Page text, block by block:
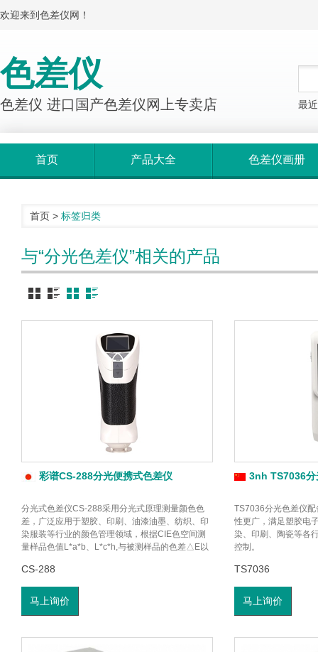
欢迎来到色差仪网！
色差仪
色差仪 进口国产色差仪网上专卖店 最
首页 产品大全 色差仪画册
首页 > 标签归类
与“分光色差仪”相关的产品
彩谱CS-288分光便携式色差仪
分光式色差仪CS-288采用分光式原理测量颜色色
差，广泛应用于塑胶、印刷、油漆油墨、纺织、印
染服装等行业的颜色管理领域，根据CIE色空间测
量样品色值L*a*b、L*c*h,与被测样品的色差△E以
CS-288
马上询价
3nh TS7036分
TS7036分光色差仪
性更广，满足塑胶电
染、印刷、陶瓷等各
控制。
TS7036
马上询价